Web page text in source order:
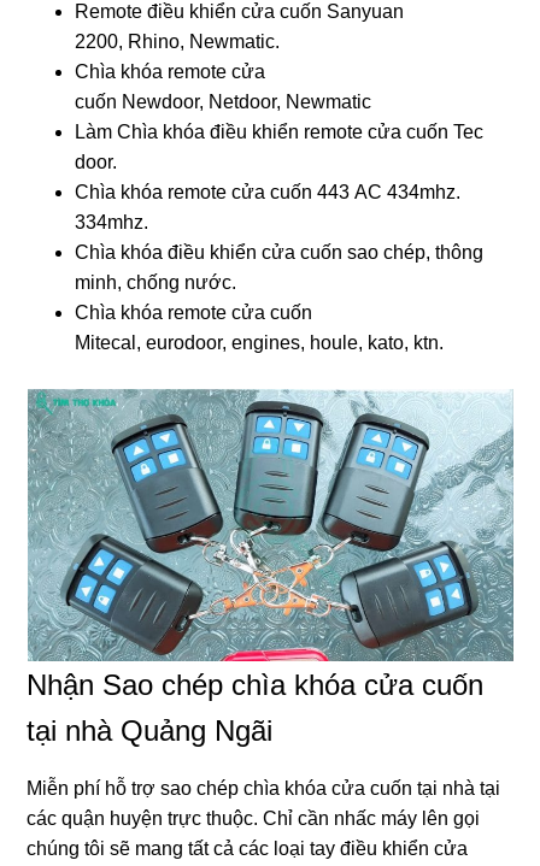
Remote điều khiển cửa cuốn Sanyuan
2200, Rhino, Newmatic.
Chìa khóa remote cửa
cuốn Newdoor, Netdoor, Newmatic
Làm Chìa khóa điều khiển remote cửa cuốn Tec
door.
Chìa khóa remote cửa cuốn 443 AC 434mhz.
334mhz.
Chìa khóa điều khiển cửa cuốn sao chép, thông
minh, chống nước.
Chìa khóa remote cửa cuốn
Mitecal, eurodoor, engines, houle, kato, ktn.
Nhận Sao chép chìa khóa cửa cuốn
tại nhà Quảng Ngãi
Miễn phí hỗ trợ sao chép chìa khóa cửa cuốn tại nhà tại
các quận huyện trực thuộc. Chỉ cần nhấc máy lên gọi
chúng tôi sẽ mang tất cả các loại tay điều khiển cửa